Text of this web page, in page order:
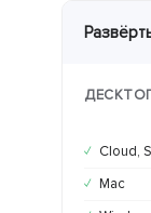
✓ Cloud,
✓ Mac